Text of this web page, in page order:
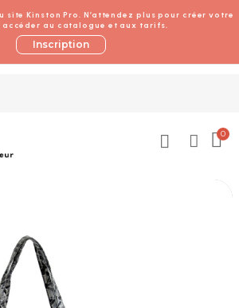
site Kinston Pro. N’attendez plus pour créer votre
accéder au catalogue et aux tarifs.
Inscription